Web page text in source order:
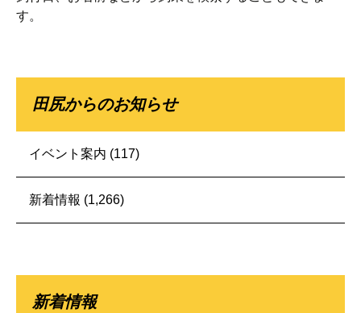
す。
田尻からのお知らせ
イベント案内 (117)
新着情報 (1,266)
新着情報